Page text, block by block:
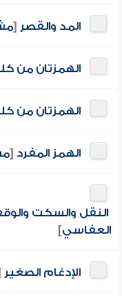
المد والقصر [
الهمزتان من
الهمزتان من
الهمز المفرد [
النقل والسكت
العفاسي]
الإدغام الصغير